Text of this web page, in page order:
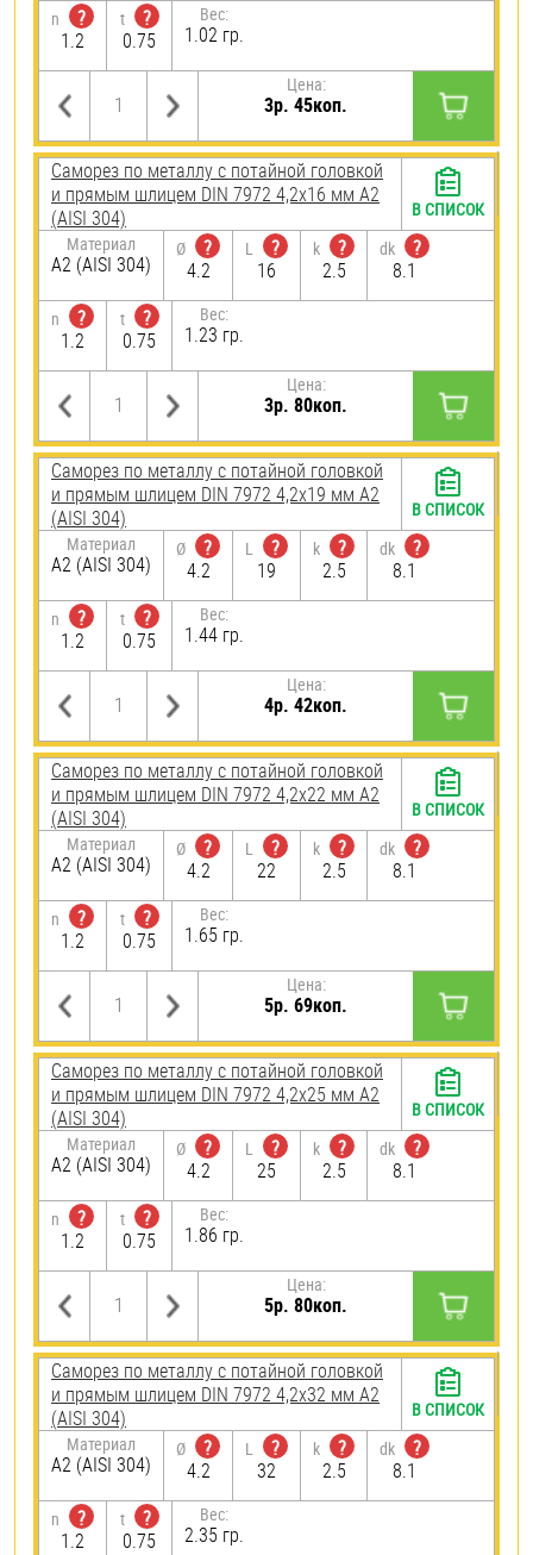
n
?
1.2
t
?
0.75
Вес:
1.02 гр.
Цена:
3р. 45коп.
Саморез по металлу с потайной головкой
и прямым шлицем DIN 7972 4,2х16 мм А2
(AISI 304)
Материал
А2 (AISI 304)
Ø
?
4.2
L
?
16
k
?
2.5
dk
?
8.1
n
?
1.2
t
?
0.75
Вес:
1.23 гр.
Цена:
3р. 80коп.
В СПИСОК
Саморез по металлу с потайной головкой
и прямым шлицем DIN 7972 4,2х19 мм А2
(AISI 304)
Материал
А2 (AISI 304)
Ø
?
4.2
L
?
19
k
?
2.5
dk
?
8.1
n
?
1.2
t
?
0.75
Вес:
1.44 гр.
Цена:
4р. 42коп.
В СПИСОК
Саморез по металлу с потайной головкой
и прямым шлицем DIN 7972 4,2х22 мм А2
(AISI 304)
Материал
А2 (AISI 304)
Ø
?
4.2
L
?
22
k
?
2.5
dk
?
8.1
n
?
1.2
t
?
0.75
Вес:
1.65 гр.
Цена:
5р. 69коп.
В СПИСОК
Саморез по металлу с потайной головкой
и прямым шлицем DIN 7972 4,2х25 мм А2
(AISI 304)
Материал
А2 (AISI 304)
Ø
?
4.2
L
?
25
k
?
2.5
dk
?
8.1
n
?
1.2
t
?
0.75
Вес:
1.86 гр.
Цена:
5р. 80коп.
В СПИСОК
Саморез по металлу с потайной головкой
и прямым шлицем DIN 7972 4,2х32 мм А2
(AISI 304)
Материал
А2 (AISI 304)
Ø
?
4.2
L
?
32
k
?
2.5
dk
?
8.1
n
?
1.2
t
?
0.75
Вес:
2.35 гр.
В СПИСОК